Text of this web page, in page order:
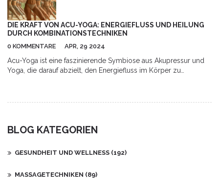
DIE KRAFT VON ACU-YOGA: ENERGIEFLUSS UND HEILUNG
DURCH KOMBINATIONSTECHNIKEN
0 KOMMENTARE APR, 29 2024
Acu-Yoga ist eine faszinierende Symbiose aus Akupressur und
Yoga, die darauf abzielt, den Energiefluss im Körper zu
mentalen Klarheit. Der Artikel bietet eine tiefgehende Erklärung
BLOG KATEGORIEN
GESUNDHEIT UND WELLNESS (192)
MASSAGETECHNIKEN (89)